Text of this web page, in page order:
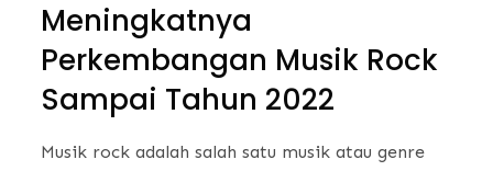
Meningkatnya
Perkembangan Musik Rock
Sampai Tahun 2022
Musik rock adalah salah satu musik atau genre